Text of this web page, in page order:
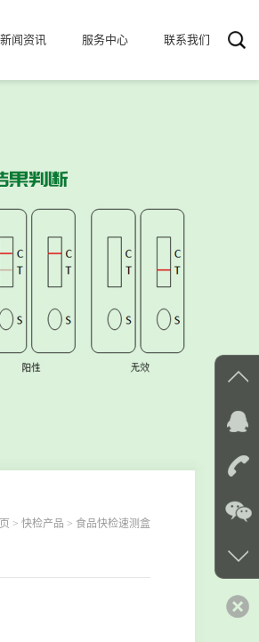
新闻资讯 服务中心 联系我们
> 快检产品 > 食品快检速测盒